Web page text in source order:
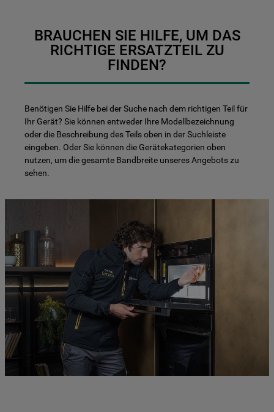
BRAUCHEN SIE HILFE, UM DAS
RICHTIGE ERSATZTEIL ZU
FINDEN?
Benötigen Sie Hilfe bei der Suche nach dem richtigen Teil für
Ihr Gerät? Sie können entweder Ihre Modellbezeichnung
oder die Beschreibung des Teils oben in der Suchleiste
eingeben. Oder Sie können die Gerätekategorien oben
nutzen, um die gesamte Bandbreite unseres Angebots zu
sehen.